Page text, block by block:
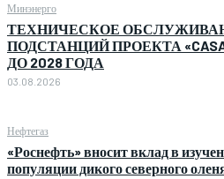
Минэнерго
ТЕХНИЧЕСКОЕ
ПОДСТАНЦИЙ ПРОЕКТА
ДО 2028 ГОДА
03.08.2026
Нефтегаз
«Роснефть» вносит вклад в
популяции дикого северного